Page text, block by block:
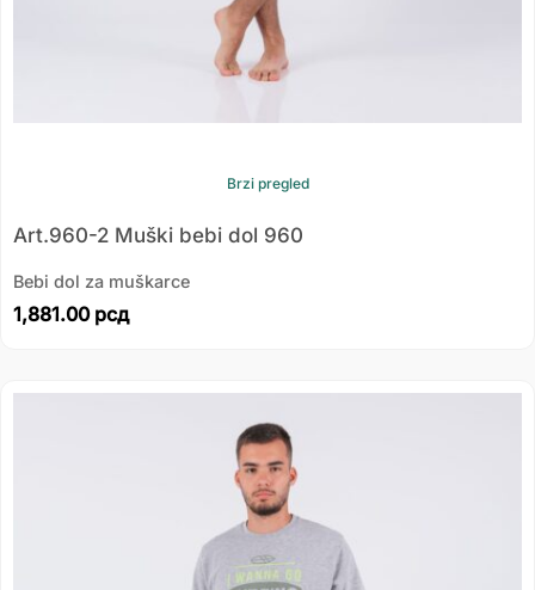
Brzi pregled
Art.960-2 Muški bebi dol 960
Bebi dol za muškarce
1,881.00 рсд